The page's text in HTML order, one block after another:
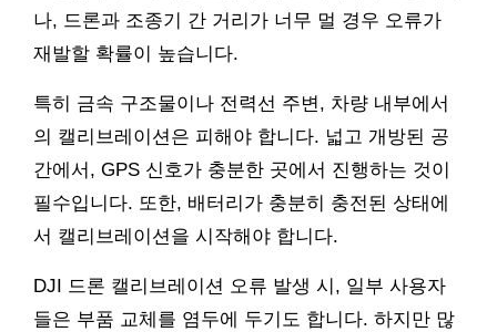
나, 드론과 조종기 간 거리가 너무 멀 경우 오류가
재발할 확률이 높습니다.
특히 금속 구조물이나 전력선 주변, 차량 내부에서
의 캘리브레이션은 피해야 합니다. 넓고 개방된 공
간에서, GPS 신호가 충분한 곳에서 진행하는 것이
필수입니다. 또한, 배터리가 충분히 충전된 상태에
서 캘리브레이션을 시작해야 합니다.
DJI 드론 캘리브레이션 오류 발생 시, 일부 사용자
들은 부품 교체를 염두에 두기도 합니다. 하지만 많